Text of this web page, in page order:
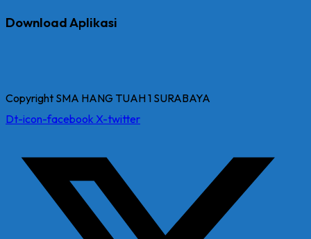
Download Aplikasi
Copyright SMA HANG TUAH 1 SURABAYA
Dt-icon-facebook X-twitter